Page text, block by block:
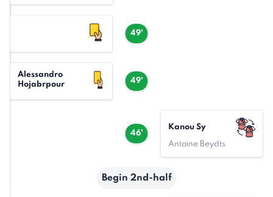
49'
49'
Alessandro
Hojabrpour
46'
Kanou Sy
Antoine Beydts
Begin 2nd-half